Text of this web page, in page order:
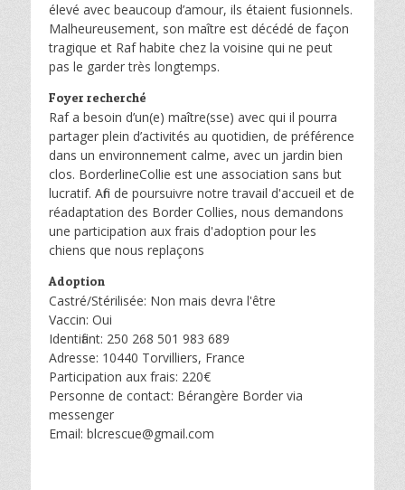
élevé avec beaucoup d’amour, ils étaient fusionnels.
Malheureusement, son maître est décédé de façon
tragique et Raf habite chez la voisine qui ne peut
pas le garder très longtemps.
Foyer recherché
Raf a besoin d’un(e) maître(sse) avec qui il pourra
partager plein d’activités au quotidien, de préférence
dans un environnement calme, avec un jardin bien
clos. BorderlineCollie est une association sans but
lucratif. Afin de poursuivre notre travail d'accueil et de
réadaptation des Border Collies, nous demandons
une participation aux frais d'adoption pour les
chiens que nous replaçons
Adoption
Castré/Stérilisée: Non mais devra l'être
Vaccin: Oui
Identifiant: 250 268 501 983 689
Adresse: 10440 Torvilliers, France
Participation aux frais: 220€
Personne de contact: Bérangère Border via
messenger
Email: blcrescue@gmail.com